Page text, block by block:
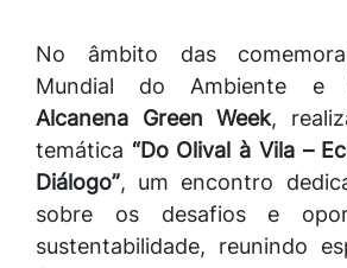
No âmbito das
Mundial do Ambiente e
Alcanena Green Week,
temática “Do Olival à Vila –
Diálogo”, um encontro
sobre os desafios e
sustentabilidade, reunindo